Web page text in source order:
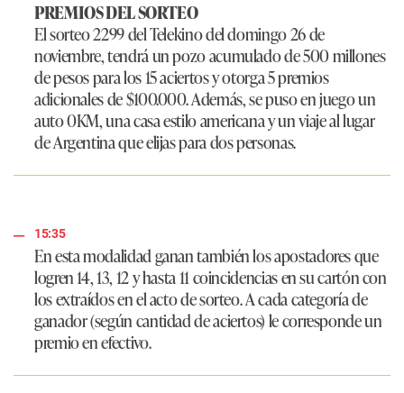
PREMIOS DEL SORTEO
El sorteo 2299 del Telekino del domingo 26 de
noviembre, tendrá un pozo acumulado de 500 millones
de pesos para los 15 aciertos y otorga 5 premios
adicionales de $100.000. Además, se puso en juego un
auto 0KM, una casa estilo americana y un viaje al lugar
de Argentina que elijas para dos personas.
15:35
En esta modalidad ganan también los apostadores que
logren 14, 13, 12 y hasta 11 coincidencias en su cartón con
los extraídos en el acto de sorteo. A cada categoría de
ganador (según cantidad de aciertos) le corresponde un
premio en efectivo.